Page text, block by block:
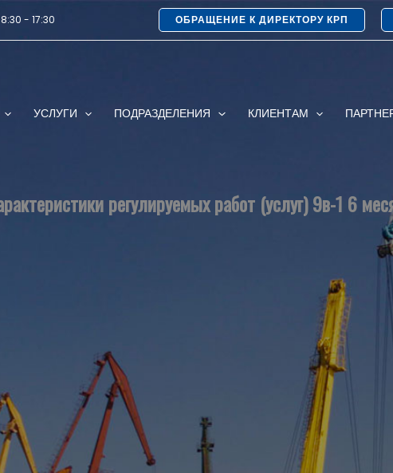
- 17:30 ОБРАЩЕНИЕ К ДИРЕКТОРУ КРП
УСЛУГИ ПОДРАЗДЕЛЕНИЯ КЛИЕНТАМ
регулируемых работ (услуг) 9в-1 6